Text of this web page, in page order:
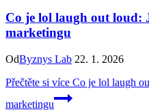
Co je lol laugh out loud:
marketingu
OdByznys Lab 22. 1. 2026
Přečtěte si více Co je lol laugh
marketingu